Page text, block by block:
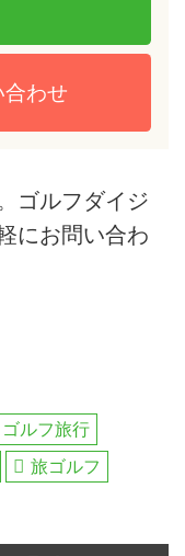
わせ
ゴルフダイジ
にお問い合わ
ゴルフ旅行
旅ゴルフ